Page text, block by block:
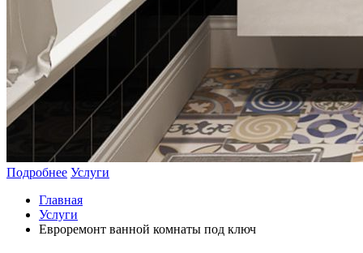
Подробнее Услуги
Главная
Услуги
Евроремонт ванной комнаты под ключ